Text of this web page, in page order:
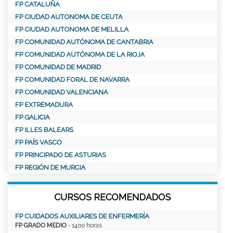
FP CATALUÑA
FP CIUDAD AUTONOMA DE CEUTA
FP CIUDAD AUTONOMA DE MELILLA
FP COMUNIDAD AUTÓNOMA DE CANTABRIA
FP COMUNIDAD AUTÓNOMA DE LA RIOJA
FP COMUNIDAD DE MADRID
FP COMUNIDAD FORAL DE NAVARRA
FP COMUNIDAD VALENCIANA
FP EXTREMADURA
FP GALICIA
FP ILLES BALEARS
FP PAÍS VASCO
FP PRINCIPADO DE ASTURIAS
FP REGIÓN DE MURCIA
CURSOS RECOMENDADOS
FP CUIDADOS AUXILIARES DE ENFERMERÍA
FP GRADO MEDIO - 1400 horas